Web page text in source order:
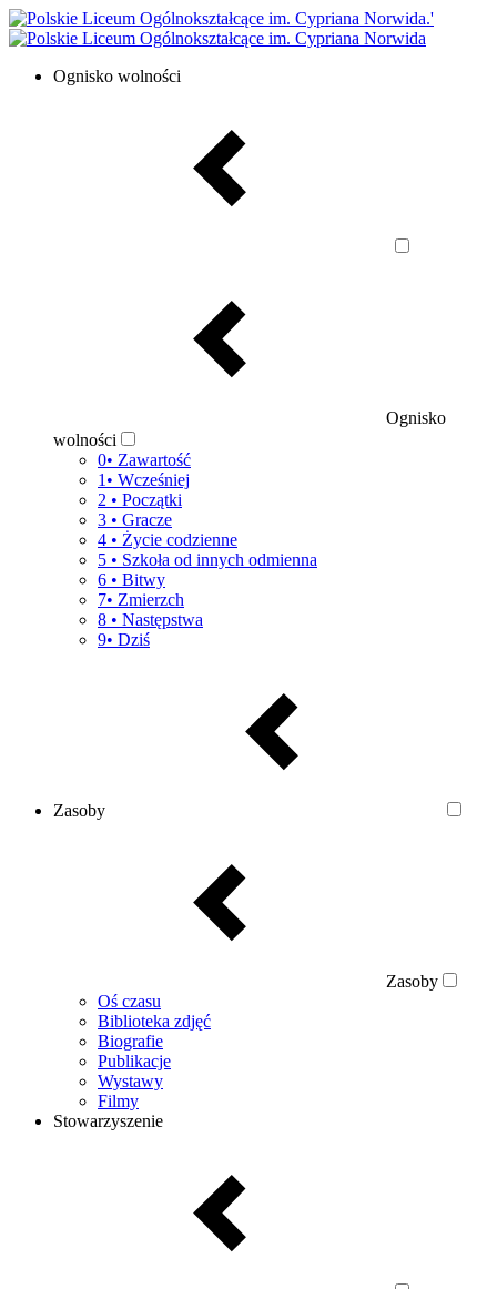
Ognisko wolności
Ognisko
wolności
0• Zawartość
1• Wcześniej
2 • Początki
3 • Gracze
4 • Życie codzienne
5 • Szkoła od innych odmienna
6 • Bitwy
7• Zmierzch
8 • Następstwa
9• Dziś
Zasoby
Zasoby
Oś czasu
Biblioteka zdjęć
Biografie
Publikacje
Wystawy
Filmy
Stowarzyszenie